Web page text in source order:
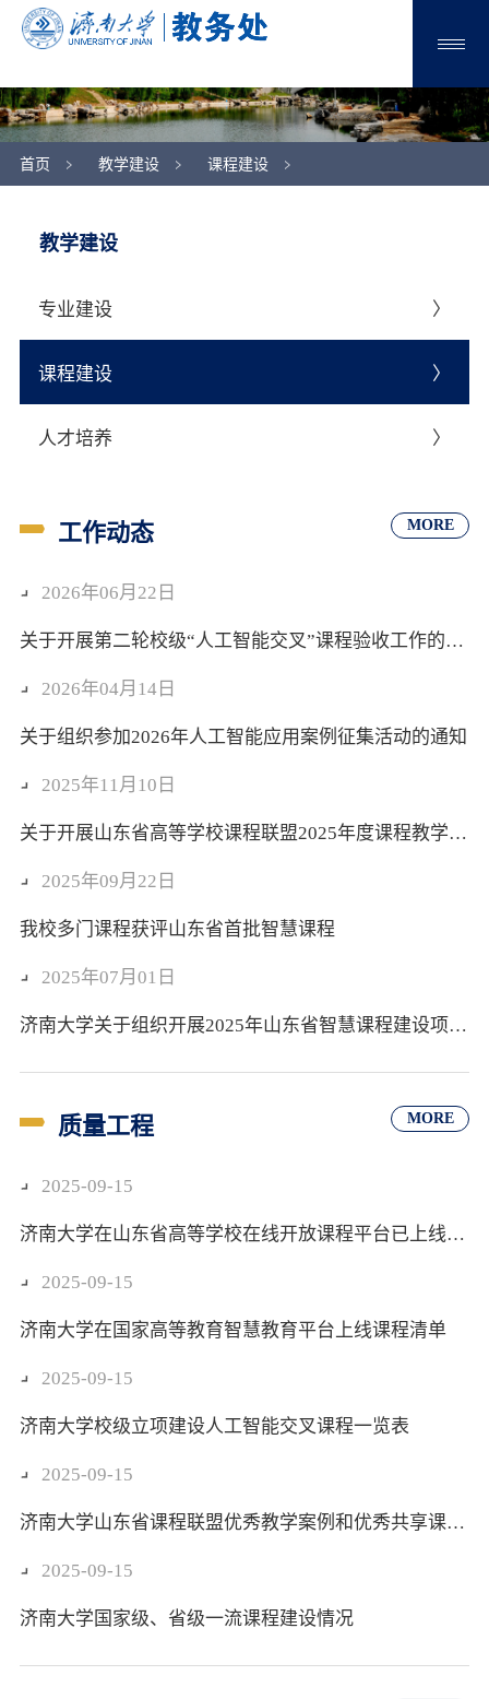
首页 教学建设 课程建设
教学建设
专业建设
课程建设
人才培养
工作动态 MORE
2026年06月22日
关于开展第二轮校级“人工智能交叉”课程验收工作的通知
2026年04月14日
关于组织参加2026年人工智能应用案例征集活动的通知
2025年11月10日
关于开展山东省高等学校课程联盟2025年度课程教学优秀案例评选推荐工作的通知
2025年09月22日
我校多门课程获评山东省首批智慧课程
2025年07月01日
济南大学关于组织开展2025年山东省智慧课程建设项目申报工作的通知
质量工程 MORE
2025-09-15
济南大学在山东省高等学校在线开放课程平台已上线课程名单
2025-09-15
济南大学在国家高等教育智慧教育平台上线课程清单
2025-09-15
济南大学校级立项建设人工智能交叉课程一览表
2025-09-15
济南大学山东省课程联盟优秀教学案例和优秀共享课程清单
2025-09-15
济南大学国家级、省级一流课程建设情况